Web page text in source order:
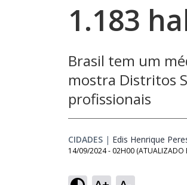
1.183
Brasil tem um
mostra Distritos
profissionais
CIDADES | Edis Henrique
14/09/2024 - 02H00 (ATUALIZADO